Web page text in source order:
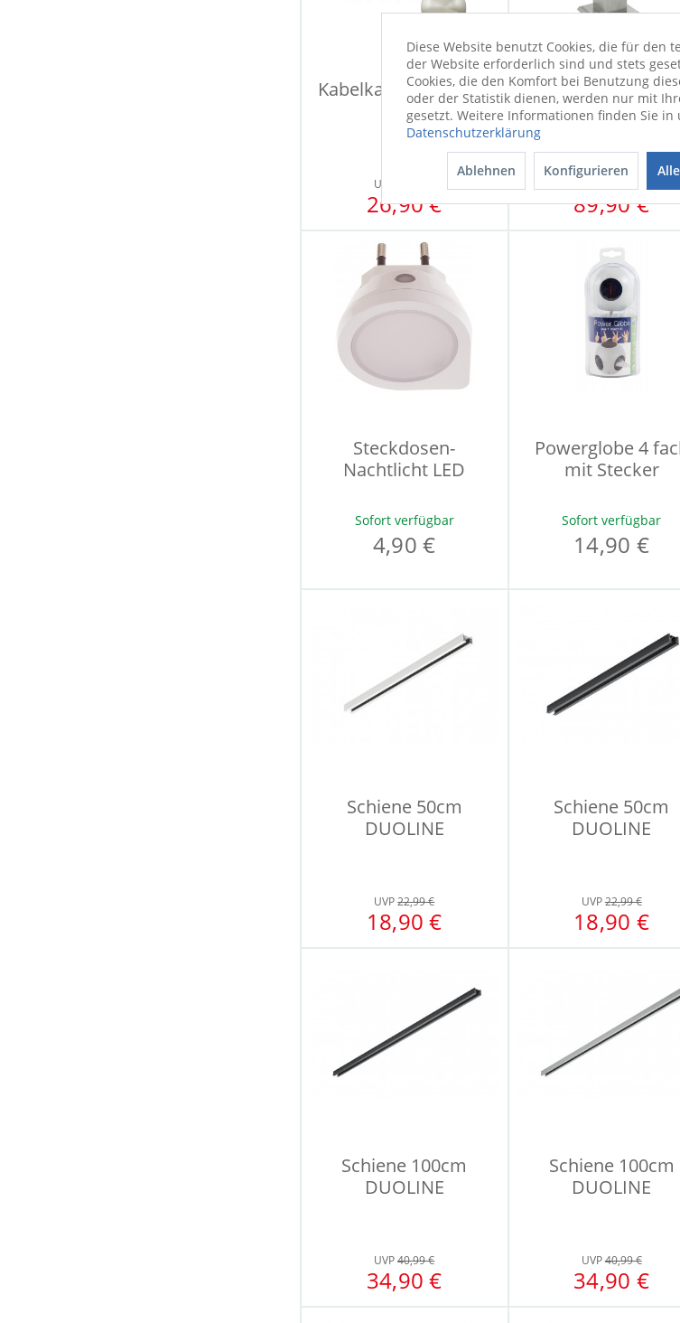
Kabelkanalverlängerung
UVP
26,90 €
Garten-
89,90 €
Steckdosen-
Nachtlicht LED
Sofort verfügbar
4,90 €
Powerglobe 4
mit Stecker
Sofort verfügbar
14,90 €
Schiene 50cm
DUOLINE
UVP22,99 €
18,90 €
Schiene 50cm
DUOLINE
UVP22,99 €
18,90 €
Schiene 100cm
DUOLINE
UVP40,99 €
34,90 €
Schiene 100cm
DUOLINE
UVP40,99 €
34,90 €
Diese Website benutzt Cookies, die für den
der Website erforderlich sind und stets
Cookies, die den Komfort bei Benutzung
oder der Statistik dienen, werden nur mit
gesetzt. Weitere Informationen finden Sie in
Datenschutzerklärung
Ablehnen Konfigurieren